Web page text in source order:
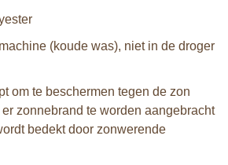
(koude was), niet in de droger
om te beschermen tegen de zon
zonnebrand te worden aangebracht
bedekt door zonwerende